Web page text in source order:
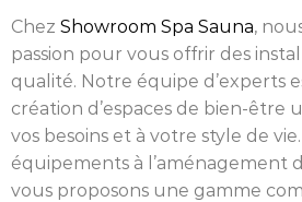
Chez Showroom Spa Sauna,
passion pour vous offrir des
qualité. Notre équipe d’experts
création d’espaces de bien-être
vos besoins et à votre style de
équipements à l’aménagement
vous proposons une gamme